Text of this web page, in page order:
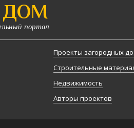
ДОМ
портал
Проекты загородных
Строительные
Недвижимость
Авторы проектов